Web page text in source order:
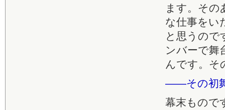
ます。その
な仕事をい
と思うので
ンバーで舞
んです。そ
――その初
幕末もので